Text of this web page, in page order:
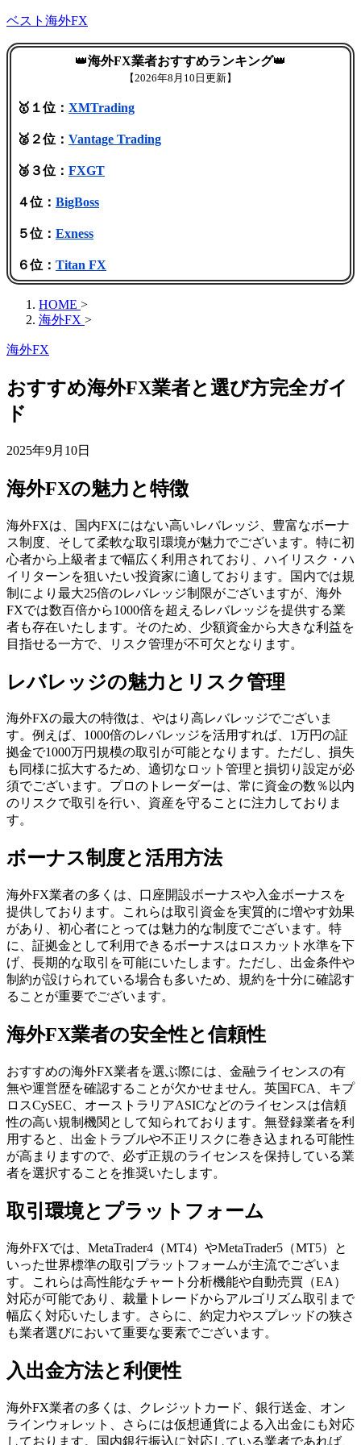
ベスト海外FX
👑海外FX業者おすすめランキング👑
【2026年8月10日更新】
🥇１位： XMTrading
🥈２位： Vantage Trading
🥉３位： FXGT
４位： BigBoss
５位： Exness
６位： Titan FX
HOME >
海外FX >
海外FX
おすすめ海外FX業者と選び方完全ガイ
ド
2025年9月10日
海外FXの魅力と特徴
海外FXは、国内FXにはない高いレバレッジ、豊富なボーナ
ス制度、そして柔軟な取引環境が魅力でございます。特に初
心者から上級者まで幅広く利用されており、ハイリスク・ハ
イリターンを狙いたい投資家に適しております。国内では規
制により最大25倍のレバレッジ制限がございますが、海外
FXでは数百倍から1000倍を超えるレバレッジを提供する業
者も存在いたします。そのため、少額資金から大きな利益を
目指せる一方で、リスク管理が不可欠となります。
レバレッジの魅力とリスク管理
海外FXの最大の特徴は、やはり高レバレッジでございま
す。例えば、1000倍のレバレッジを活用すれば、1万円の証
拠金で1000万円規模の取引が可能となります。ただし、損失
も同様に拡大するため、適切なロット管理と損切り設定が必
須でございます。プロのトレーダーは、常に資金の数％以内
のリスクで取引を行い、資産を守ることに注力しておりま
す。
ボーナス制度と活用方法
海外FX業者の多くは、口座開設ボーナスや入金ボーナスを
提供しております。これらは取引資金を実質的に増やす効果
があり、初心者にとっては魅力的な制度でございます。特
に、証拠金として利用できるボーナスはロスカット水準を下
げ、長期的な取引を可能にいたします。ただし、出金条件や
制約が設けられている場合も多いため、規約を十分に確認す
ることが重要でございます。
海外FX業者の安全性と信頼性
おすすめの海外FX業者を選ぶ際には、金融ライセンスの有
無や運営歴を確認することが欠かせません。英国FCA、キプ
ロスCySEC、オーストラリアASICなどのライセンスは信頼
性の高い規制機関として知られております。無登録業者を利
用すると、出金トラブルや不正リスクに巻き込まれる可能性
が高まりますので、必ず正規のライセンスを保持している業
者を選択することを推奨いたします。
取引環境とプラットフォーム
海外FXでは、MetaTrader4（MT4）やMetaTrader5（MT5）と
いった世界標準の取引プラットフォームが主流でございま
す。これらは高性能なチャート分析機能や自動売買（EA）
対応が可能であり、裁量トレードからアルゴリズム取引まで
幅広く対応いたします。さらに、約定力やスプレッドの狭さ
も業者選びにおいて重要な要素でございます。
入出金方法と利便性
海外FX業者の多くは、クレジットカード、銀行送金、オン
ラインウォレット、さらには仮想通貨による入出金にも対応
しております。国内銀行振込に対応している業者であれば、